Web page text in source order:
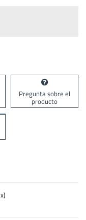
Pregunta sobre el
producto
x)